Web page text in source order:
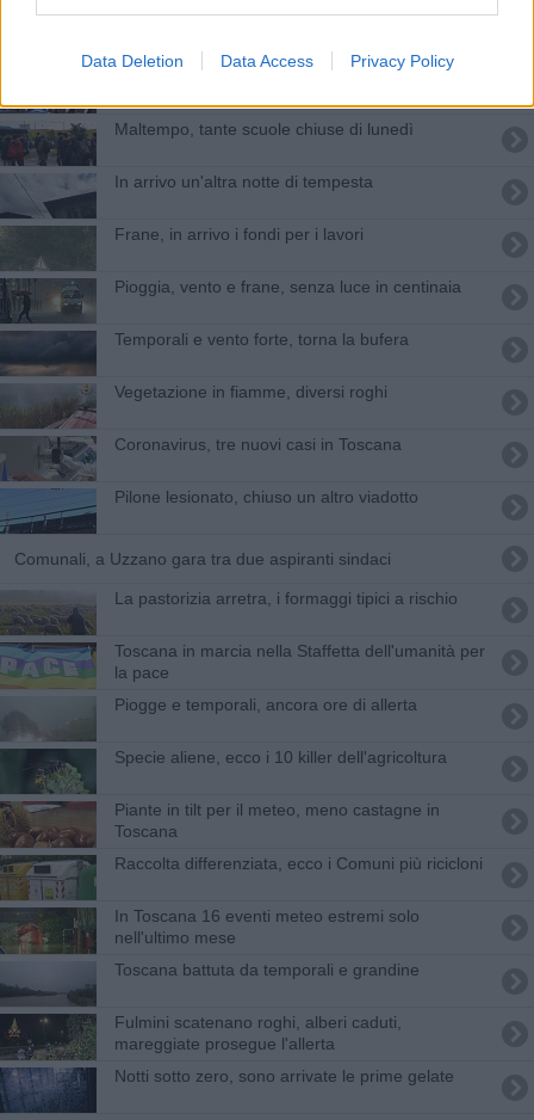
Data Deletion Data Access Privacy Policy
Ecco i Comuni più ricicloni della Toscana
Maltempo, tante scuole chiuse di lunedì
In arrivo un'altra notte di tempesta
Frane, in arrivo i fondi per i lavori
Pioggia, vento e frane, senza luce in centinaia
Temporali e vento forte, torna la bufera
Vegetazione in fiamme, diversi roghi
​Coronavirus, tre nuovi casi in Toscana
Pilone lesionato, chiuso un altro viadotto
Comunali, a Uzzano gara tra due aspiranti sindaci
La pastorizia arretra, i formaggi tipici a rischio
Toscana in marcia nella Staffetta dell'umanità per
la pace
Piogge e temporali, ancora ore di allerta
Specie aliene, ecco i 10 killer dell'agricoltura
Piante in tilt per il meteo, meno castagne in
Toscana
Raccolta differenziata, ecco i Comuni più ricicloni
In Toscana 16 eventi meteo estremi solo
nell'ultimo mese
Toscana battuta da temporali e grandine
Fulmini scatenano roghi, alberi caduti,
mareggiate prosegue l'allerta
Notti sotto zero, sono arrivate le prime gelate